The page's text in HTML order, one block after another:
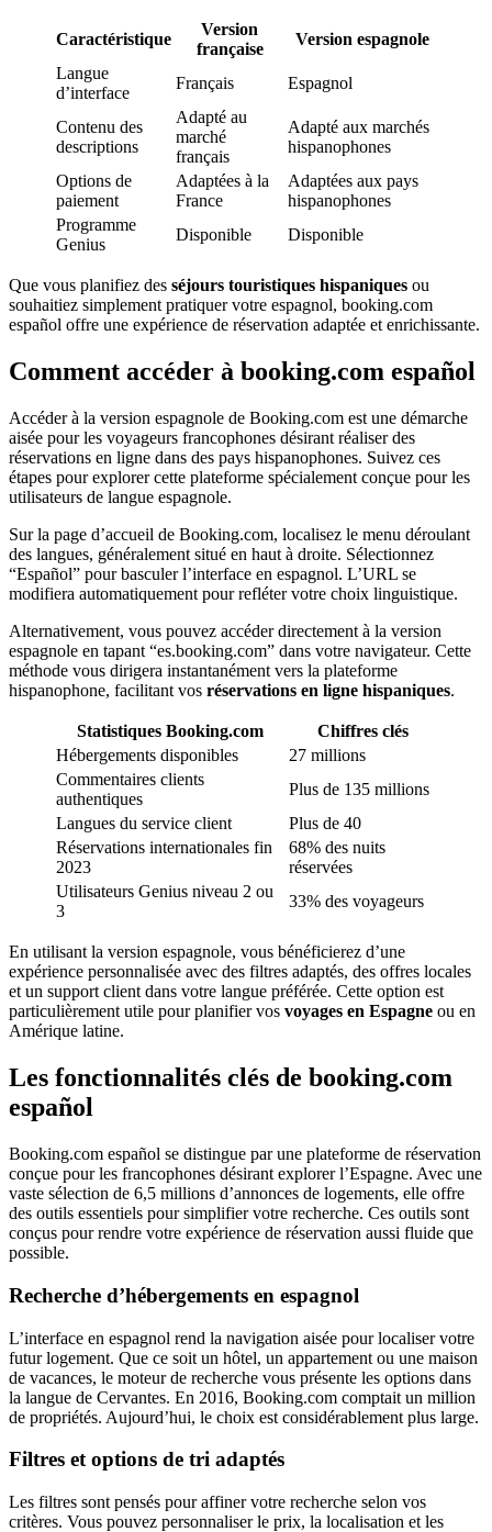
Caractéristique
Version
française
Version espagnole
Langue
d’interface
Français Espagnol
Contenu des
descriptions
Adapté au
marché
français
Adapté aux marchés
hispanophones
Options de
paiement
Adaptées à la
France
Adaptées aux pays
hispanophones
Programme
Genius
Disponible Disponible
Que vous planifiez des séjours touristiques hispaniques ou
souhaitiez simplement pratiquer votre espagnol, booking.com
español offre une expérience de réservation adaptée et enrichissante.
Comment accéder à booking.com español
Accéder à la version espagnole de Booking.com est une démarche
aisée pour les voyageurs francophones désirant réaliser des
réservations en ligne dans des pays hispanophones. Suivez ces
étapes pour explorer cette plateforme spécialement conçue pour les
utilisateurs de langue espagnole.
Sur la page d’accueil de Booking.com, localisez le menu déroulant
des langues, généralement situé en haut à droite. Sélectionnez
“Español” pour basculer l’interface en espagnol. L’URL se
modifiera automatiquement pour refléter votre choix linguistique.
Alternativement, vous pouvez accéder directement à la version
espagnole en tapant “es.booking.com” dans votre navigateur. Cette
méthode vous dirigera instantanément vers la plateforme
hispanophone, facilitant vos réservations en ligne hispaniques.
Statistiques Booking.com
Chiffres clés
Hébergements disponibles
27 millions
Commentaires clients
authentiques
Plus de 135 millions
Langues du service client
Plus de 40
Réservations internationales fin
2023
68% des nuits
réservées
Utilisateurs Genius niveau 2 ou
3
33% des voyageurs
En utilisant la version espagnole, vous bénéficierez d’une
expérience personnalisée avec des filtres adaptés, des offres locales
et un support client dans votre langue préférée. Cette option est
particulièrement utile pour planifier vos voyages en Espagne ou en
Amérique latine.
Les fonctionnalités clés de booking.com
español
Booking.com español se distingue par une plateforme de réservation
conçue pour les francophones désirant explorer l’Espagne. Avec une
vaste sélection de 6,5 millions d’annonces de logements, elle offre
des outils essentiels pour simplifier votre recherche. Ces outils sont
conçus pour rendre votre expérience de réservation aussi fluide que
possible.
Recherche d’hébergements en espagnol
L’interface en espagnol rend la navigation aisée pour localiser votre
futur logement. Que ce soit un hôtel, un appartement ou une maison
de vacances, le moteur de recherche vous présente les options dans
la langue de Cervantes. En 2016, Booking.com comptait un million
de propriétés. Aujourd’hui, le choix est considérablement plus large.
Filtres et options de tri adaptés
Les filtres sont pensés pour affiner votre recherche selon vos
critères. Vous pouvez personnaliser le prix, la localisation et les